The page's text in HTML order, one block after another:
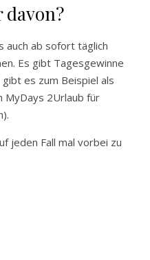
davon?
auch ab sofort täglich
Es gibt Tagesgewinne
es zum Beispiel als
MyDays 2Urlaub für
jeden Fall mal vorbei zu